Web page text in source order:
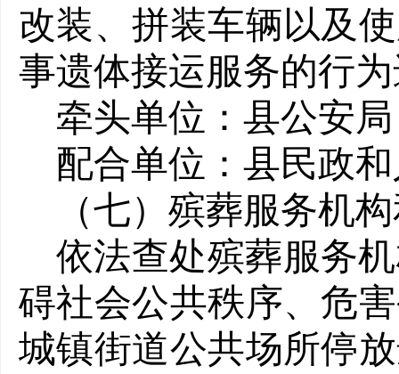
改装、拼装车辆以及
事遗体接运服务的行
牵头单位：县公安局
配合单位：县民政
（七）殡葬服务机
依法查处殡葬服务
碍社会公共秩序、危
城镇街道公共场所停